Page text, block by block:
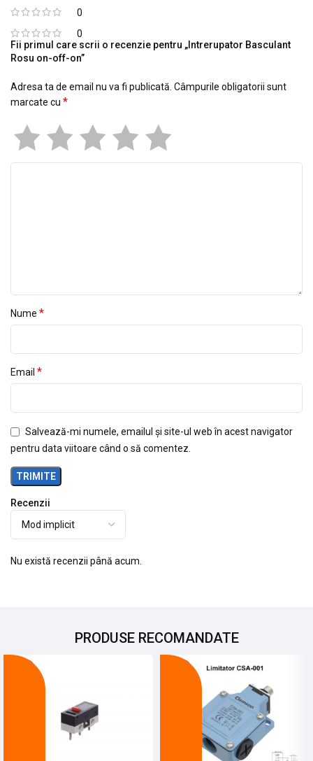
0
0
Recenzii
Nu există recenzii până acum.
Fii primul care scrii o recenzie pentru „Intrerupator Basculant
Rosu on-off-on”
Adresa ta de email nu va fi publicată. Câmpurile obligatorii sunt
marcate cu *
Nume *
Email *
Salvează-mi numele, emailul și site-ul web în acest navigator
pentru data viitoare când o să comentez.
PRODUSE RECOMANDATE